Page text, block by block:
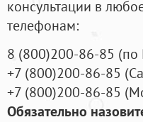
консультации в
телефонам:
8 (800)200-86-85 (по
+7 (800)200-86-85 (
+7 (800)200-86-85 (
Обязательно